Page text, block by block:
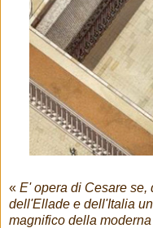
« E' opera di Cesare se,
dell'Ellade e dell'Italia
magnifico della